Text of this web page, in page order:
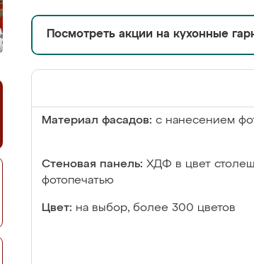
Посмотреть акции на кухонные
Материал фасадов: с нанесением
Стеновая панель: ХДФ в цвет
фотопечатью
Цвет: на выбор, более 300 цветов